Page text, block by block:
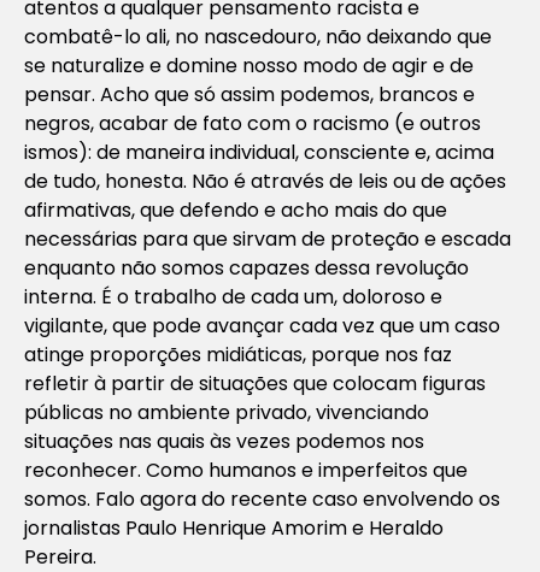
atentos a qualquer pensamento racista e
combatê-lo ali, no nascedouro, não deixando que
se naturalize e domine nosso modo de agir e de
pensar. Acho que só assim podemos, brancos e
negros, acabar de fato com o racismo (e outros
ismos): de maneira individual, consciente e, acima
de tudo, honesta. Não é através de leis ou de ações
afirmativas, que defendo e acho mais do que
necessárias para que sirvam de proteção e escada
enquanto não somos capazes dessa revolução
interna. É o trabalho de cada um, doloroso e
vigilante, que pode avançar cada vez que um caso
atinge proporções midiáticas, porque nos faz
refletir à partir de situações que colocam figuras
públicas no ambiente privado, vivenciando
situações nas quais às vezes podemos nos
reconhecer. Como humanos e imperfeitos que
somos. Falo agora do recente caso envolvendo os
jornalistas Paulo Henrique Amorim e Heraldo
Pereira.